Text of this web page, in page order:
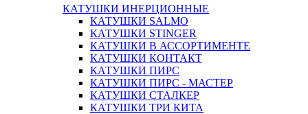
КАТУШКИ ИНЕРЦИОННЫЕ
КАТУШКИ SALMO
КАТУШКИ STINGER
КАТУШКИ В АССОРТИМЕНТЕ
КАТУШКИ КОНТАКТ
КАТУШКИ ПИРС
КАТУШКИ ПИРС - МАСТЕР
КАТУШКИ СТАЛКЕР
КАТУШКИ ТРИ КИТА